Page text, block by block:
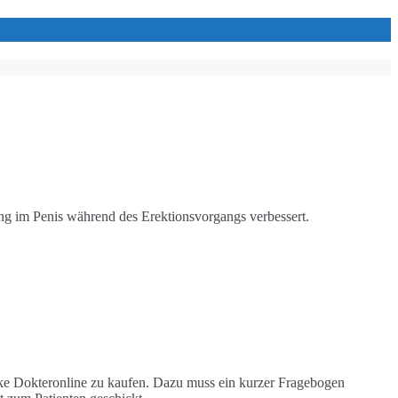
im Penis während des Erektionsvorgangs verbessert.
Dokteronline zu kaufen. Dazu muss ein kurzer Fragebogen